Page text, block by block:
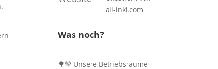
Was noch?
🌳💚 Unsere Betriebsräume